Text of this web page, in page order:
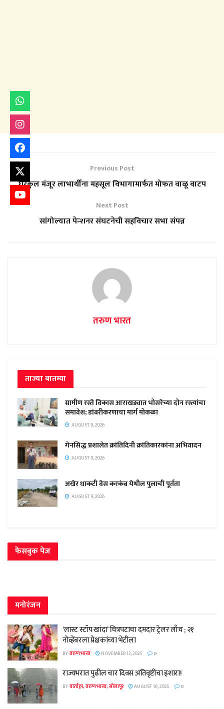
Previous Post
घरकुल मंजूर लाभार्थींना महसूल विभागामार्फत मोफत वाळू वाटप
Next Post
सांगोल्यात पेन्शनर संघटनेची सहविचार सभा संपन्न
तरुण भारत
ताज्या बातम्या
ग्रामीण रस्ते विकास आराखड्यात भोसरेच्या दोन रस्त्यांचा
समावेश; डांबरीकरणाचा मार्ग मोकळा
AUGUST 9, 2026
गेनसिद्ध प्रशालेत क्रांतिदिनी क्रांतिकारकांना अभिवादन
AUGUST 9, 2026
अखेर धाकटी वेस करकंब येथील पुलाची पूर्तता
AUGUST 9, 2026
फेसबुक पेज
मनोरंजन
‘लास्ट स्टॉप खांदा’ चित्रपटाचा दमदार ट्रेलर लाँच ; २१
नोव्हेंबरला प्रेक्षकांच्या भेटीला
BYतरुण भारत NOVEMBER 12, 2025 0
राज्यभरात पुढील चार दिवस अतिवृष्टीचा इशारा!
BYवार्ताहर, तरुण भारत, सोलापूर AUGUST 16, 2025 0